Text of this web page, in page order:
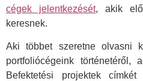
cégek jelentkezését, akik
keresnek.
Aki többet szeretne olvasni
portfoliócégeink
Befektetési projektek